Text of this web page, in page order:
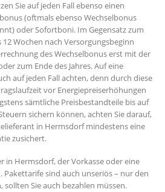
Sie auf jeden Fall ebenso einen
(oftmals ebenso Wechselbonus
oder Sofortboni. Im Gegensatz zum
Wochen nach Versorgungsbeginn
des Wechselbonus erst mit der
zum Ende des Jahres. Auf eine
auf jeden Fall achten, denn durch diese
vor Energiepreiserhöhungen
sämtliche Preisbestandteile bis auf
sichern können, achten Sie darauf,
in Hermsdorf mindestens eine
zusichert.
in Hermsdorf, der Vorkasse oder eine
sind auch unseriös – nur den
sollten Sie auch bezahlen müssen.